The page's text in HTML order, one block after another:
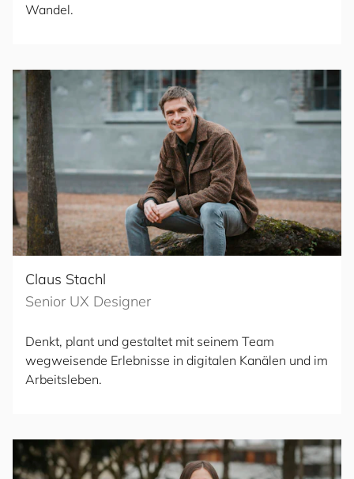
Wandel.
Claus Stachl
Senior UX Designer
Denkt, plant und gestaltet mit seinem Team
wegweisende Erlebnisse in digitalen Kanälen und im
Arbeitsleben.